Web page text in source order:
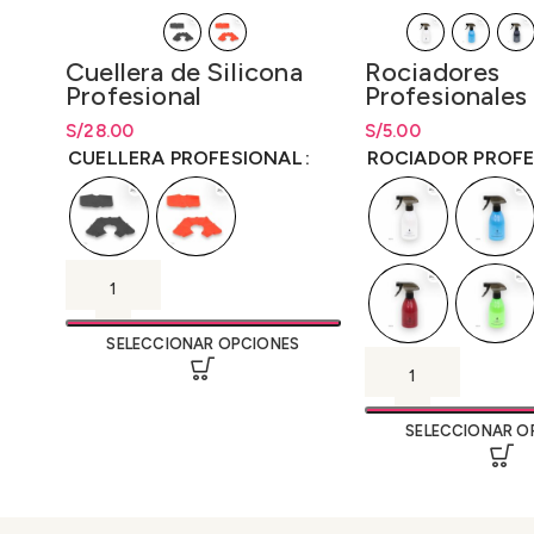
Cuellera de Silicona
Profesional
S/28.00
Rango de precios: desde
S/28.00hastaS/28.00
CUELLERA PROFESIONAL
SELECCIONAR OPCIONES
Rociadores
Profesionales
Reutilizables
S/5.00
Rango de precios:
hastaS/5.00
ROCIADOR
SELECCIONAR